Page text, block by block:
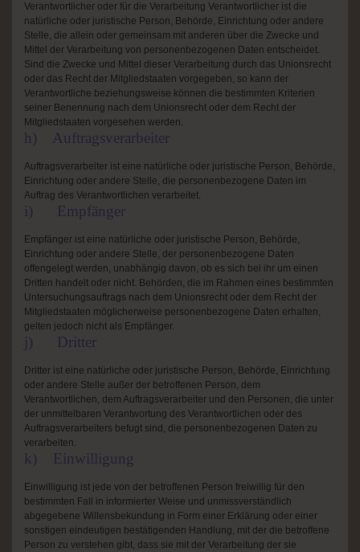
Verantwortlicher oder für die Verarbeitung Verantwortlicher ist die
natürliche oder juristische Person, Behörde, Einrichtung oder andere
Stelle, die allein oder gemeinsam mit anderen über die Zwecke und
Mittel der Verarbeitung von personenbezogenen Daten entscheidet.
Sind die Zwecke und Mittel dieser Verarbeitung durch das Unionsrecht
oder das Recht der Mitgliedstaaten vorgegeben, so kann der
Verantwortliche beziehungsweise können die bestimmten Kriterien
seiner Benennung nach dem Unionsrecht oder dem Recht der
Mitgliedstaaten vorgesehen werden.
h) Auftragsverarbeiter
Auftragsverarbeiter ist eine natürliche oder juristische Person, Behörde,
Einrichtung oder andere Stelle, die personenbezogene Daten im
Auftrag des Verantwortlichen verarbeitet.
i) Empfänger
Empfänger ist eine natürliche oder juristische Person, Behörde,
Einrichtung oder andere Stelle, der personenbezogene Daten
offengelegt werden, unabhängig davon, ob es sich bei ihr um einen
Dritten handelt oder nicht. Behörden, die im Rahmen eines bestimmten
Untersuchungsauftrags nach dem Unionsrecht oder dem Recht der
Mitgliedstaaten möglicherweise personenbezogene Daten erhalten,
gelten jedoch nicht als Empfänger.
j) Dritter
Dritter ist eine natürliche oder juristische Person, Behörde, Einrichtung
oder andere Stelle außer der betroffenen Person, dem
Verantwortlichen, dem Auftragsverarbeiter und den Personen, die unter
der unmittelbaren Verantwortung des Verantwortlichen oder des
Auftragsverarbeiters befugt sind, die personenbezogenen Daten zu
verarbeiten.
k) Einwilligung
Einwilligung ist jede von der betroffenen Person freiwillig für den
bestimmten Fall in informierter Weise und unmissverständlich
abgegebene Willensbekundung in Form einer Erklärung oder einer
sonstigen eindeutigen bestätigenden Handlung, mit der die betroffene
Person zu verstehen gibt, dass sie mit der Verarbeitung der sie